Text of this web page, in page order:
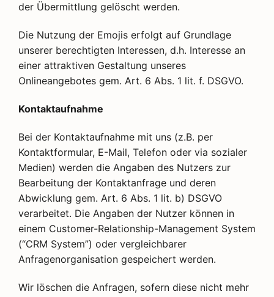
der Übermittlung gelöscht werden.
Die Nutzung der Emojis erfolgt auf Grundlage
unserer berechtigten Interessen, d.h. Interesse an
einer attraktiven Gestaltung unseres
Onlineangebotes gem. Art. 6 Abs. 1 lit. f. DSGVO.
Kontaktaufnahme
Bei der Kontaktaufnahme mit uns (z.B. per
Kontaktformular, E-Mail, Telefon oder via sozialer
Medien) werden die Angaben des Nutzers zur
Bearbeitung der Kontaktanfrage und deren
Abwicklung gem. Art. 6 Abs. 1 lit. b) DSGVO
verarbeitet. Die Angaben der Nutzer können in
einem Customer-Relationship-Management System
(“CRM System”) oder vergleichbarer
Anfragenorganisation gespeichert werden.
Wir löschen die Anfragen, sofern diese nicht mehr